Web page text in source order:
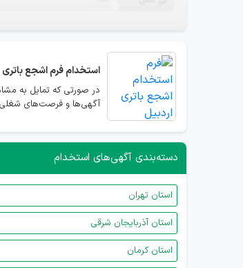
استخدامفرم اشجع باتری
در صورتی که تمایل به
آگهی‌ها و فرصت‌های شغلی
دسته‌بندی آگهی‌های استخدام
استان تهران
استان آذربایجان شرقی
استان کرمان